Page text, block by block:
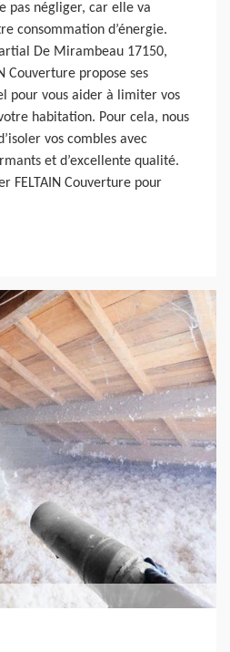
pas négliger, car elle va
consommation d’énergie.
De Mirambeau 17150,
Couverture propose ses
pour vous aider à limiter vos
habitation. Pour cela, nous
vos combles avec
et d’excellente qualité.
FELTAIN Couverture pour